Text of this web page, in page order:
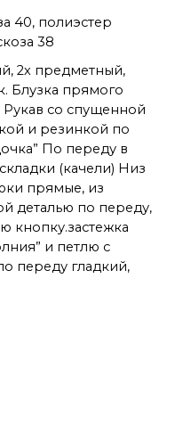
40, полиэстер
38
2х предметный,
Блузка прямого
со спущенной
и резинкой по
По переду в
(качели) Низ
прямые, из
деталью по переду,
кнопку.застежка
и петлю с
переду гладкий,